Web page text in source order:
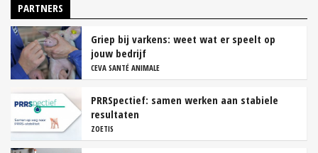
PARTNERS
Griep bij varkens: weet wat er speelt op
jouw bedrijf
CEVA SANTÉ ANIMALE
PRRSpectief: samen werken aan stabiele
resultaten
ZOETIS